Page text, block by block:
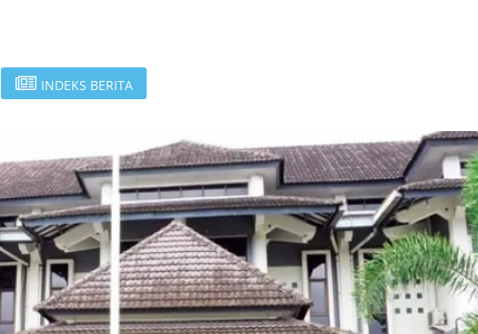
INDEKS BERITA